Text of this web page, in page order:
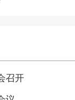
召开